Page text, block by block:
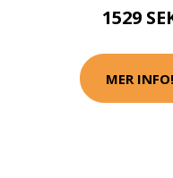
1529
MER INFO!